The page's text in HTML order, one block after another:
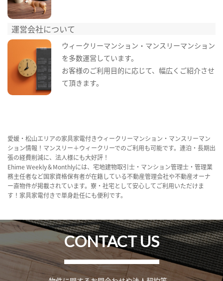
運営会社について
ウィークリーマンション・マンスリーマンション
を多数運営しています。
お客様のご利用目的に応じて、幅広くご紹介させ
て頂きます。
愛媛・松山エリアの家具家電付きウィークリーマンション・マンスリーマン
ション情報！マンスリー＋ウィークリーでのご利用も可能です。連泊・長期出
張の経費削減に、法人様にも大好評！
Ehime Weekly＆Monthlyには、宅地建物取引士・マンション管理士・管理業
務主任者など国家資格保有者が在籍している不動産管理会社や不動産オーナ
ー直物件が掲載されています。寮・社宅として安心してご利用いただけま
す！家具家電付きで単身赴任にも便利です。
CONTACT US